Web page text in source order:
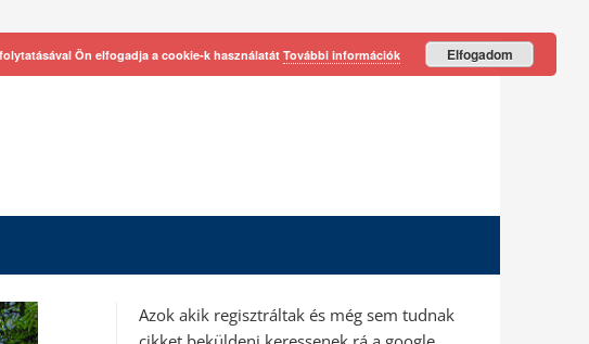
Azok akik regisztráltak és még sem tudnak
Ön elfogadja a cookie-k használatátTovábbi információk Elfogadom